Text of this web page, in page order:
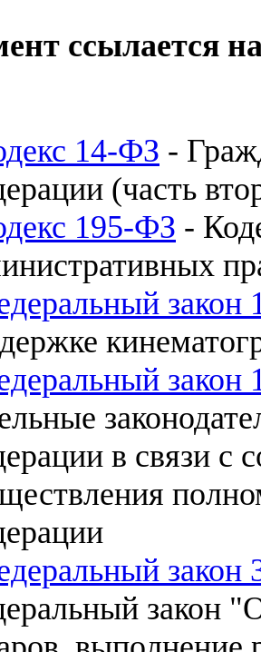
ссылается
14-ФЗ -
(часть
195-ФЗ -
закон
закон
в связи с
закон
закон